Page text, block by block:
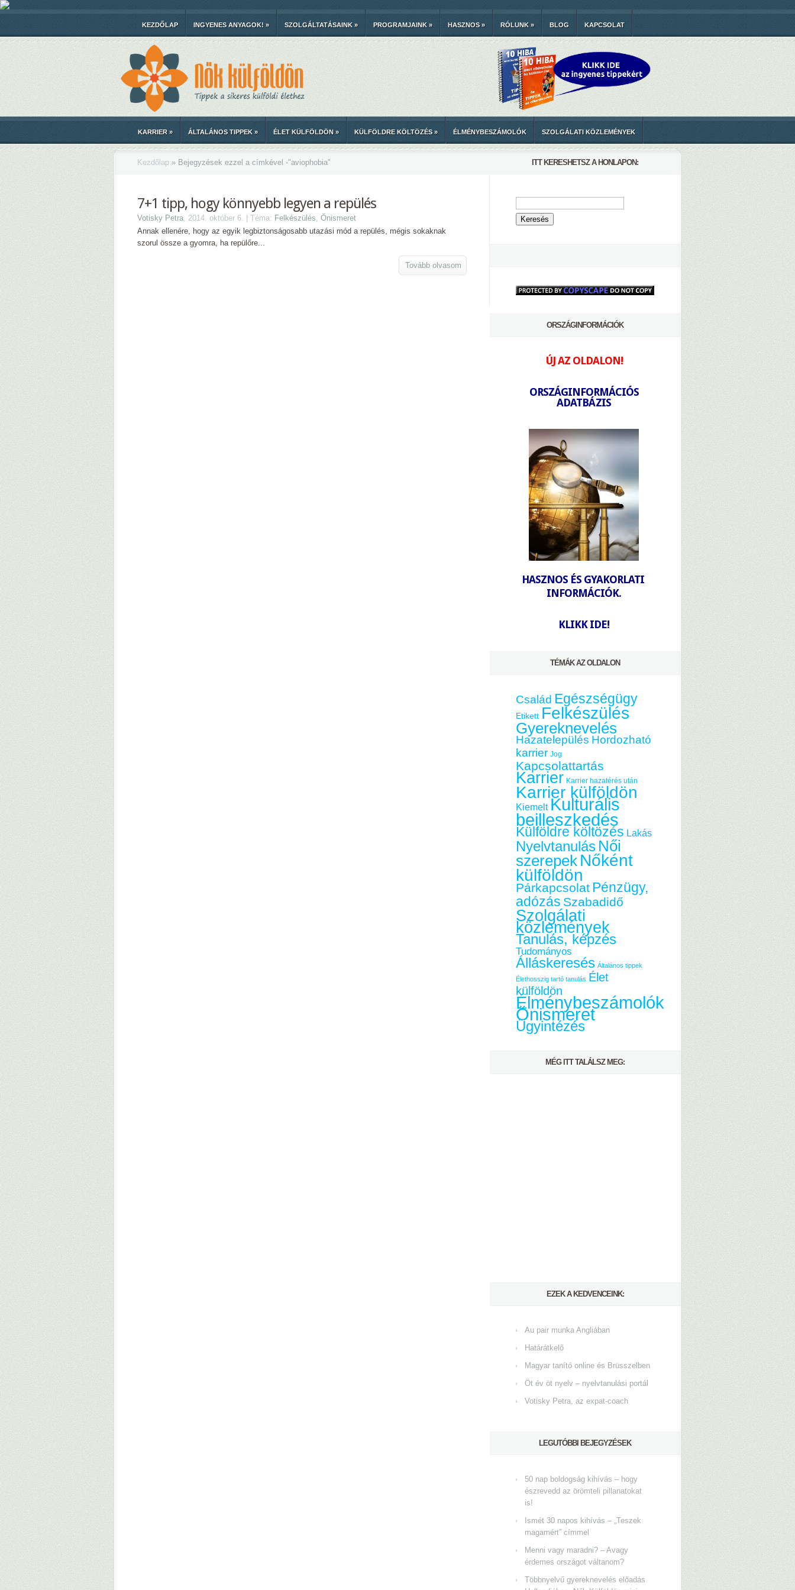
KEZDŐLAP INGYENES ANYAGOK! » SZOLGÁLTATÁSAINK » PROGRAMJAINK » HASZNOS» RÓLUNK » BLOG KAPCSOLAT
KARRIER» ÁLTALÁNOS TIPPEK » ÉLET KÜLFÖLDÖN » KÜLFÖLDRE KÖLTÖZÉS» ÉLMÉNYBESZÁMOLÓK SZOLGÁLATI KÖZLEMÉNYEK
Kezdőlap » Bejegyzések ezzel a címkével -"aviophobia"
7+1 tipp, hogy könnyebb legyen a repülés
Votisky Petra, 2014. október 6. | Téma: Felkészülés, Önismeret
Annak ellenére, hogy az egyik legbiztonságosabb utazási mód a repülés, mégis sokaknak
szorul össze a gyomra, ha repülőre...
Tovább olvasom
ITT KERESHETSZ A HONLAPON:
ORSZÁGINFORMÁCIÓK
ÚJ AZ OLDALON!
ORSZÁGINFORMÁCIÓS
ADATBÁZIS
HASZNOS ÉS GYAKORLATI
INFORMÁCIÓK.
KLIKK IDE!
TÉMÁK AZ OLDALON
Család Egészségügy
Etikett Felkészülés
Gyereknevelés
Hazatelepülés Hordozható
karrier Jog
Kapcsolattartás
Karrier Karrier hazatérés után
Karrier külföldön
Kiemelt Kulturális
beilleszkedés
Külföldre költözés Lakás
Nyelvtanulás Női
szerepek Nőként
külföldön
Párkapcsolat Pénzügy,
adózás Szabadidő
Szolgálati
közlemények
Tanulás, képzés
Tudományos
Álláskeresés Általános tippek
Élethosszig tartó tanulás Élet
külföldön
Élménybeszámolók
Önismeret
Ügyintézés
MÉG ITT TALÁLSZ MEG:
EZEK A KEDVENCEINK:
Au pair munka Angliában
Határátkelő
Magyar tanító online és Brüsszelben
Öt év öt nyelv – nyelvtanulási portál
Votisky Petra, az expat-coach
LEGUTÓBBI BEJEGYZÉSEK
50 nap boldogság kihívás – hogy
észrevedd az örömteli pillanatokat
is!
Ismét 30 napos kihívás – „Teszek
magamért” címmel
Menni vagy maradni? – Avagy
érdemes országot váltanom?
Többnyelvű gyereknevelés előadás